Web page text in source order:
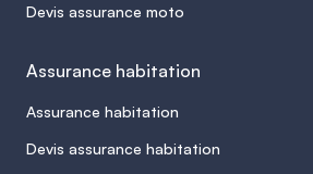
Devis assurance moto
Assurance habitation
Assurance habitation
Devis assurance habitation